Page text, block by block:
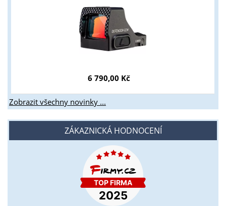
6 790,00 Kč
Zobrazit všechny novinky ...
ZÁKAZNICKÁ HODNOCENÍ